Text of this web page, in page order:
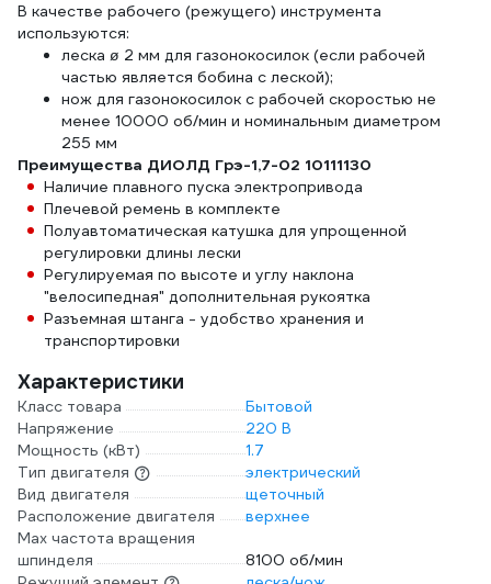
В качестве рабочего (режущего) инструмента
используются:
леска ø 2 мм для газонокосилок (если рабочей
частью является бобина с леской);
нож для газонокосилок с рабочей скоростью не
менее 10000 об/мин и номинальным диаметром
255 мм
Преимущества ДИОЛД Грэ-1,7-02 10111130
Наличие плавного пуска электропривода
Плечевой ремень в комплекте
Полуавтоматическая катушка для упрощенной
регулировки длины лески
Регулируемая по высоте и углу наклона
"велосипедная" дополнительная рукоятка
Разъемная штанга - удобство хранения и
транспортировки
Характеристики
Класс товара
Бытовой
Напряжение
220 В
Мощность (кВт)
1.7
Тип двигателя
электрический
Вид двигателя
щеточный
Расположение двигателя
верхнее
Max частота вращения
шпинделя
8100 об/мин